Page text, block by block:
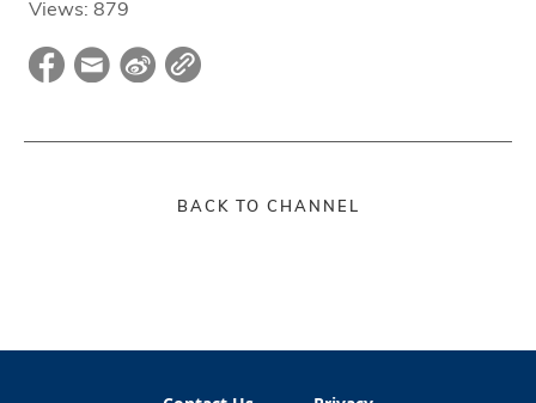
Views: 879
BACK TO CHANNEL